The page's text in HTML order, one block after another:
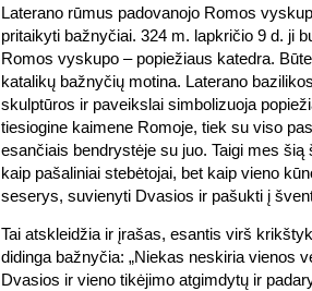
Laterano rūmus padovanojo Romos
pritaikyti bažnyčiai. 324 m. lapkričio 9 d. ji
Romos vyskupo – popiežiaus katedra.
katalikų bažnyčių motina. Laterano
skulptūros ir paveikslai simbolizuoja
tiesiogine kaimene Romoje, tiek su viso
esančiais bendrystėje su juo. Taigi mes
kaip pašaliniai stebėtojai, bet kaip vieno
seserys, suvienyti Dvasios ir pašukti į
Tai atskleidžia ir įrašas, esantis virš
didinga bažnyčia: „Niekas neskiria vienos
Dvasios ir vieno tikėjimo atgimdytų ir